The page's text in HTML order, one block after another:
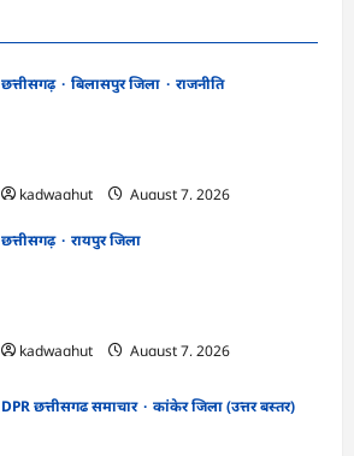
छत्तीसगढ़ बिलासपुर जिला
राजनीति
kadwaghut
August 7, 2026
छत्तीसगढ़
रायपुर जिला
kadwaghut
August 7, 2026
DPR छत्तीसगढ समाचार
कांकेर जिला (उत्तर बस्तर)